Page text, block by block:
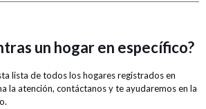
un hogar en específico?
lista de todos los hogares registrados en
la atención, contáctanos y te ayudaremos en la